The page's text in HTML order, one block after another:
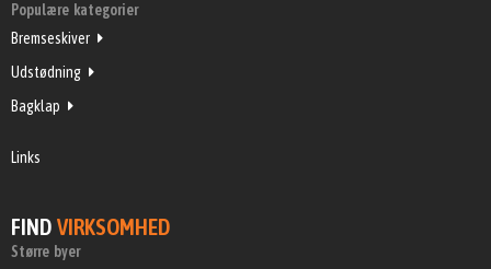
Populære kategorier
Bremseskiver
Udstødning
Bagklap
Links
FIND VIRKSOMHED
Større byer